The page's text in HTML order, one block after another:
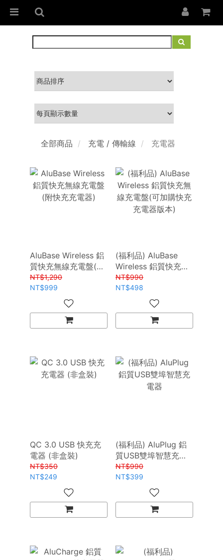
全部商品 充電 / 傳輸線 充電器
AluBase Wireless 鋁
質快充無線充電盤(附
快充充電器)
NT$1,290
NT$999
(福利品) AluBase
Wireless 鋁質快充無
線充電盤(可加購快充
充電器版本)
NT$990
NT$498
QC 3.0 USB 快充充
電器 (非盒裝)
NT$350
NT$249
(福利品) AluPlug 鋁
質USB雙埠智慧充電
器
NT$990
NT$399